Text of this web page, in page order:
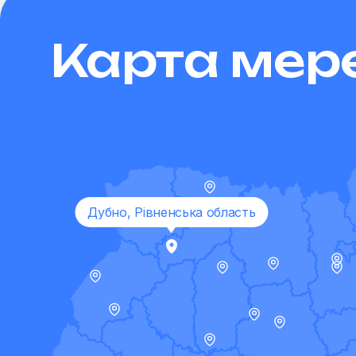
Карта
Дубно, Рівненська область